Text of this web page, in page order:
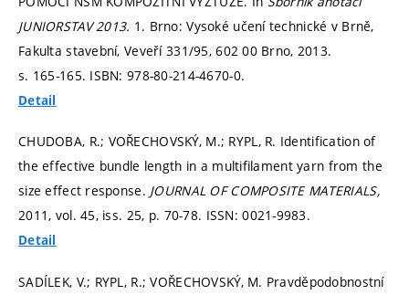
JUNIORSTAV 2013. 1. Brno: Vysoké učení technické v Brně,
Fakulta stavební, Veveří 331/95, 602 00 Brno, 2013.
s. 165-165. ISBN: 978-80-214-4670-0.
Detail
CHUDOBA, R.; VOŘECHOVSKÝ, M.; RYPL, R. Identification of
the effective bundle length in a multifilament yarn from the
size effect response. JOURNAL OF COMPOSITE MATERIALS,
2011, vol. 45, iss. 25, p. 70-78. ISSN: 0021-9983.
Detail
SADÍLEK, V.; RYPL, R.; VOŘECHOVSKÝ, M. Pravděpodobnostní